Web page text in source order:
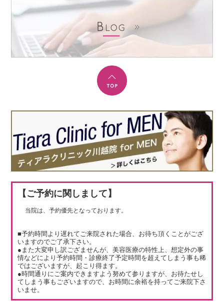
【ご予約に関しまして】
当院は、予約優先となっております。
■予約時間より遅れてご来院された場合、お待ち頂くことがござ
いますのでご了承下さい。
●また大変申し訳ござませんが、美容医療の特性上、想定外の事
情などにより予約時間・診療終了予定時間を超えてしまう事も稀
ではございますが、起こり得ます。
●時間通りにご案内できますよう努めて参りますが、お待たせし
てしまう事もございますので、お時間に余裕を持ってご来院下さ
いませ。